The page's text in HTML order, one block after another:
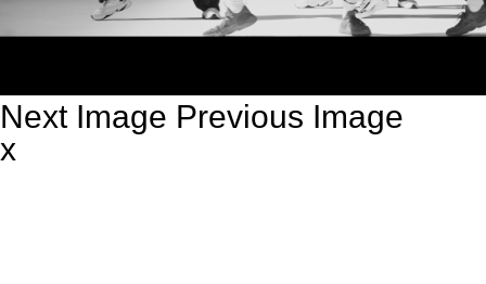
Next Image Previous Image
x